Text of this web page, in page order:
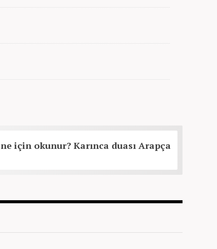
için okunur? Karınca duası Arapça